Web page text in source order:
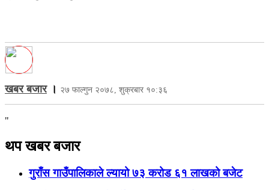
खबर बजार। २७ फाल्गुन २०७८, शुक्रबार १०:३६
"
थप खबर बजार
गुराँस गाउँपालिकाले ल्यायो ७३ करोड ६१ लाखको बजेट